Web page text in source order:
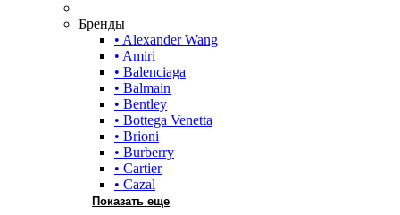
Бренды
• Alexander Wang
• Amiri
• Balenciaga
• Balmain
• Bentley
• Bottega Venetta
• Brioni
• Burberry
• Cartier
• Cazal
Показать еще